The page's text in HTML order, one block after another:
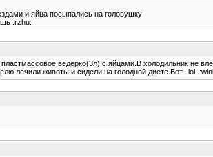
и яйца посыпались на головушку
:rzhu:
ведерко(3л) с яйцами.В холодильник не
лечили животы и сидели на голодной диете.Вот. :lol: